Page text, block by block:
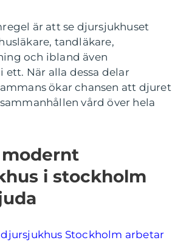
är att se djursjukhuset
tandläkare,
och ibland även
ett. När alla dessa delar
ökar chansen att djuret
vård över hela
i stockholm
Stockholm arbetar